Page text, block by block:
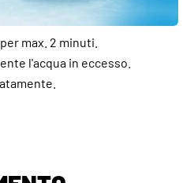
max. 2 minuti.
l'acqua in eccesso.